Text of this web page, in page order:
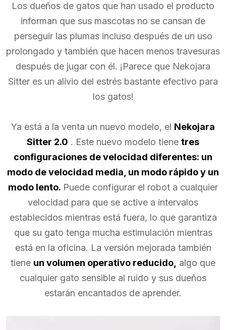
Los dueños de gatos que han usado el producto
informan que sus mascotas no se cansan de
perseguir las plumas incluso después de un uso
prolongado y también que hacen menos travesuras
después de jugar con él. ¡Parece que Nekojara
Sitter es un alivio del estrés bastante efectivo para
los gatos!
Ya está a la venta un nuevo modelo, el Nekojara
Sitter 2.0 . Este nuevo modelo tiene tres
configuraciones de velocidad diferentes: un
modo de velocidad media, un modo rápido y un
modo lento. Puede configurar el robot a cualquier
velocidad para que se active a intervalos
establecidos mientras está fuera, lo que garantiza
que su gato tenga mucha estimulación mientras
está en la oficina. La versión mejorada también
tiene un volumen operativo reducido, algo que
cualquier gato sensible al ruido y sus dueños
estarán encantados de aprender.